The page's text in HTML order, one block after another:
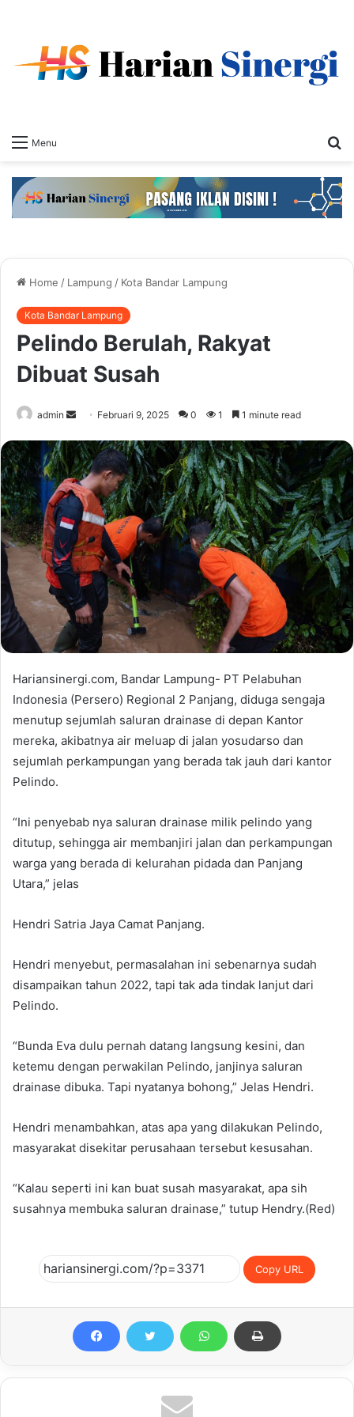
Menu
Home / Lampung / Kota Bandar Lampung
Kota Bandar Lampung
Pelindo Berulah, Rakyat
Dibuat Susah
admin
Send
email
Februari 9, 2025 0 1 1 minute read
Hariansinergi.com, Bandar Lampung- PT Pelabuhan
Indonesia (Persero) Regional 2 Panjang, diduga sengaja
menutup sejumlah saluran drainase di depan Kantor
mereka, akibatnya air meluap di jalan yosudarso dan
sejumlah perkampungan yang berada tak jauh dari kantor
Pelindo.
“Ini penyebab nya saluran drainase milik pelindo yang
ditutup, sehingga air membanjiri jalan dan perkampungan
warga yang berada di kelurahan pidada dan Panjang
Utara,” jelas
Hendri Satria Jaya Camat Panjang.
Hendri menyebut, permasalahan ini sebenarnya sudah
disampaikan tahun 2022, tapi tak ada tindak lanjut dari
Pelindo.
“Bunda Eva dulu pernah datang langsung kesini, dan
ketemu dengan perwakilan Pelindo, janjinya saluran
drainase dibuka. Tapi nyatanya bohong,” Jelas Hendri.
Hendri menambahkan, atas apa yang dilakukan Pelindo,
masyarakat disekitar perusahaan tersebut kesusahan.
“Kalau seperti ini kan buat susah masyarakat, apa sih
susahnya membuka saluran drainase,” tutup Hendry.(Red)
Copy URL